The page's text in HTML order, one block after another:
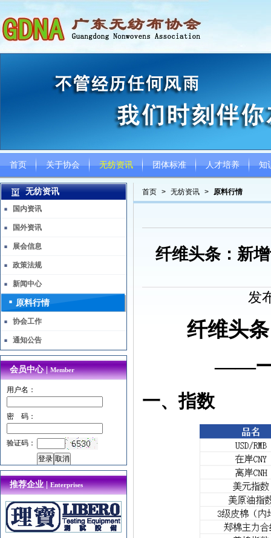
首页 关于协会 无纺资讯 团体标准 人才培养 知
首页 > 无纺资讯 > 原料行情
纤维头条：新
发
纤维头
——
一、指数
无纺资讯
国内资讯
国外资讯
展会信息
政策法规
新闻中心
原料行情
协会工作
通知公告
会员中心 |Member
用户名：
密 码：
验证码：
推荐企业 |Enterprises